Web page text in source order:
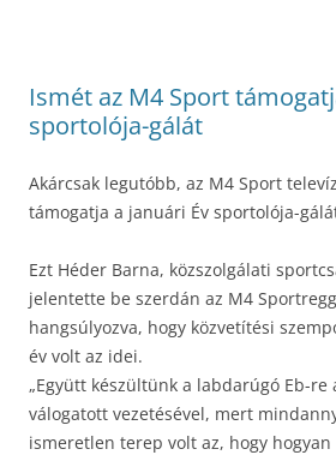
Ismét az M4 Sport
sportolója-gálát
Akárcsak legutóbb, az M4 Sport
támogatja a januári Év sportolója-
Ezt Héder Barna, közszolgálati
jelentette be szerdán az M4
hangsúlyozva, hogy közvetítési
év volt az idei.
„Együtt készültünk a labdarúgó Eb-re
válogatott vezetésével, mert
ismeretlen terep volt az, hogy